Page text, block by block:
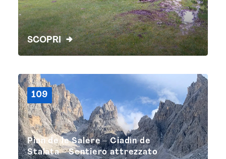
SCOPRI
109
Pian de le Salère – Ciadìn de
Stalàta – Sentiero attrezzato